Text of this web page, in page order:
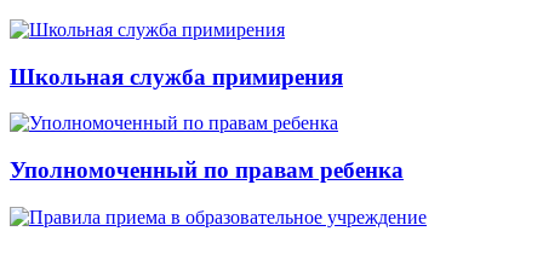
Школьная служба примирения
Уполномоченный по правам ребенка